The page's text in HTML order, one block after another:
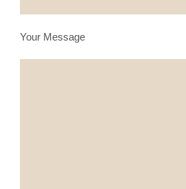
Your Message